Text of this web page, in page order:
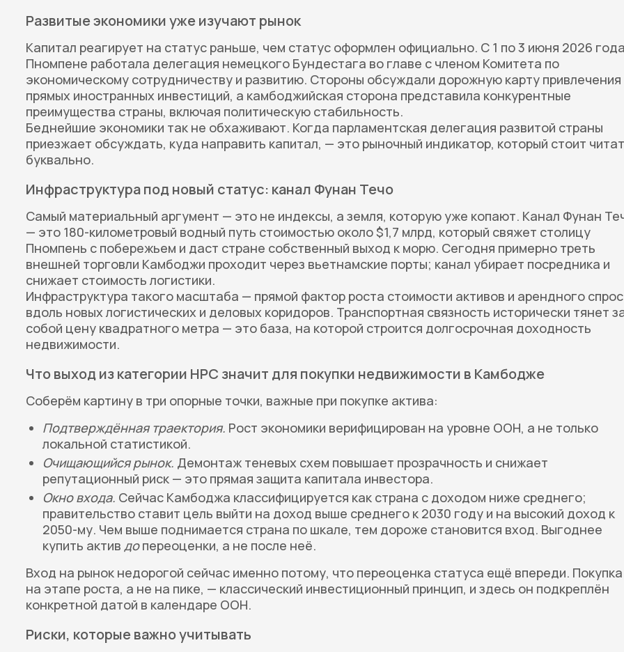
Развитые экономики уже изучают рынок
Капитал реагирует на статус раньше, чем статус оформлен официально. С 1 по 3 июня 2026
Пномпене работала делегация немецкого Бундестага во главе с членом Комитета по
экономическому сотрудничеству и развитию. Стороны обсуждали дорожную карту привлечения
прямых иностранных инвестиций, а камбоджийская сторона представила конкурентные
преимущества страны, включая политическую стабильность.
Беднейшие экономики так не обхаживают. Когда парламентская делегация развитой страны
приезжает обсуждать, куда направить капитал, — это рыночный индикатор, который стоит
буквально.
Инфраструктура под новый статус: канал Фунан Течо
Самый материальный аргумент — это не индексы, а земля, которую уже копают. Канал Фунан
— это 180-километровый водный путь стоимостью около $1,7 млрд, который свяжет столицу
Пномпень с побережьем и даст стране собственный выход к морю. Сегодня примерно треть
внешней торговли Камбоджи проходит через вьетнамские порты; канал убирает посредника и
снижает стоимость логистики.
Инфраструктура такого масштаба — прямой фактор роста стоимости активов и арендного
вдоль новых логистических и деловых коридоров. Транспортная связность исторически тянет
собой цену квадратного метра — это база, на которой строится долгосрочная доходность
недвижимости.
Что выход из категории НРС значит для покупки недвижимости в Камбодже
Соберём картину в три опорные точки, важные при покупке актива:
Подтверждённая траектория. Рост экономики верифицирован на уровне ООН, а не только
локальной статистикой.
Очищающийся рынок. Демонтаж теневых схем повышает прозрачность и снижает
репутационный риск — это прямая защита капитала инвестора.
Окно входа. Сейчас Камбоджа классифицируется как страна с доходом ниже среднего;
правительство ставит цель выйти на доход выше среднего к 2030 году и на высокий доход к
2050-му. Чем выше поднимается страна по шкале, тем дороже становится вход. Выгоднее
купить актив допереоценки, а не после неё.
Вход на рынок недорогой сейчас именно потому, что переоценка статуса ещё впереди. Покупка
на этапе роста, а не на пике, — классический инвестиционный принцип, и здесь он подкреплён
конкретной датой в календаре ООН.
Риски, которые важно учитывать